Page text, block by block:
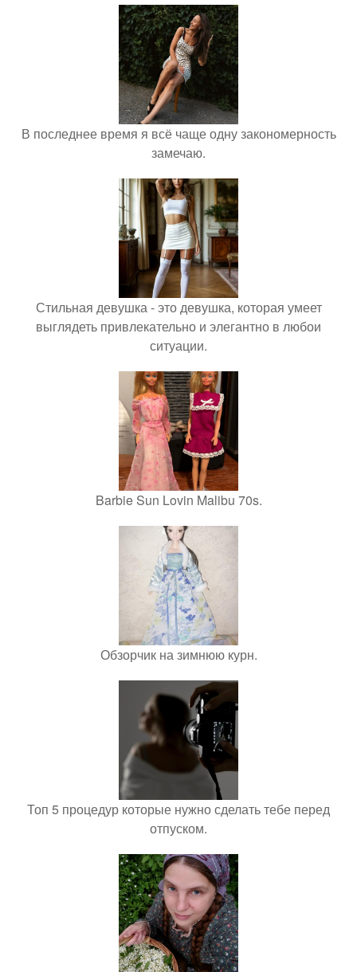
В последнее время я всё чаще одну закономерность
замечаю.
Стильная девушка - это девушка, которая умеет
выглядеть привлекательно и элегантно в любои
ситуации.
Barbie Sun Lovin Malibu 70s.
Обзорчик на зимнюю курн.
Топ 5 процедур которые нужно сделать тебе перед
отпуском.